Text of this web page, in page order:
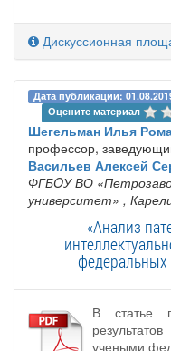
Дискуссионная
Дата публикации:
Оцените материал
Шегельман Илья
профессор,
Васильев Алексей
ФГБOУ ВО
университет» ,
«Анализ
федеральных
В статье
учеными